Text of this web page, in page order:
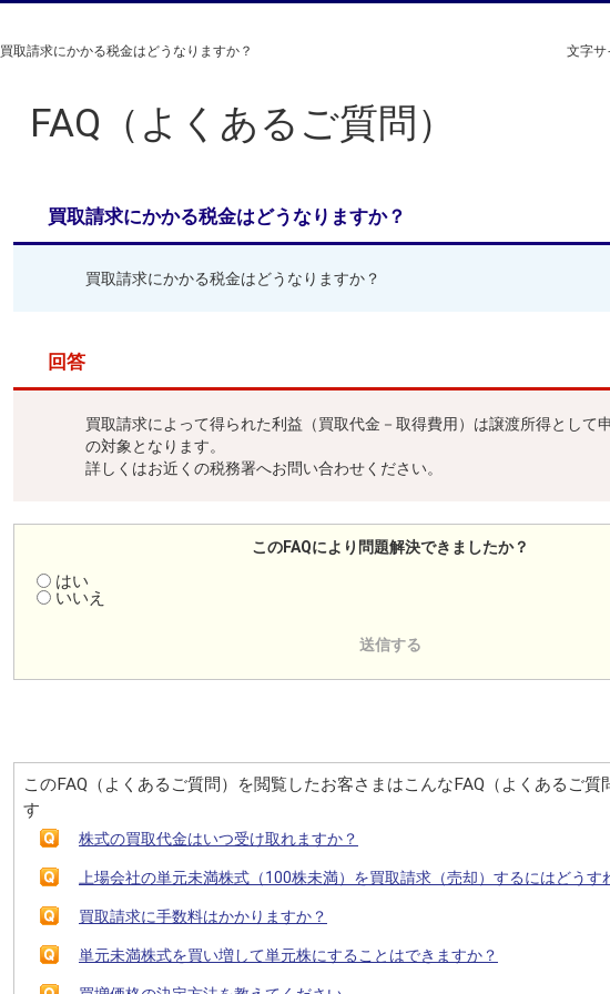
文字サ
買取請求にかかる税金はどうなりますか？
FAQ（よくあるご質問）
買取請求にかかる税金はどうなりますか？
買取請求にかかる税金はどうなりますか？
回答
買取請求によって得られた利益（買取代金－取得費用）は譲渡所得として
の対象となります。
詳しくはお近くの税務署へお問い合わせください。
このFAQにより問題解決できましたか？
はい
いいえ
このFAQ（よくあるご質問）を閲覧したお客さまはこんなFAQ（よくあるご質
す
株式の買取代金はいつ受け取れますか？
上場会社の単元未満株式（100株未満）を買取請求（売却）するにはどうす
買取請求に手数料はかかりますか？
単元未満株式を買い増して単元株にすることはできますか？